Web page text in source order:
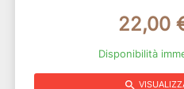
22,00
Disponibilità
search